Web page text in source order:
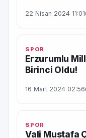
22 Nisan 2024 11:01
SPOR
Erzurumlu
Birinci Oldu!
16 Mart 2024 02:56
SPOR
Vali Mustafa